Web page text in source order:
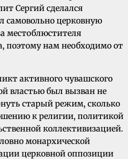
Сергий сделался
самовольно церковную
местоблюстителя
поэтому нам необходимо от
активного чувашского
властью был вызван не
старый режим, сколько
к религии, политикой
коллективизацией.
монархической
церковной оппозиции